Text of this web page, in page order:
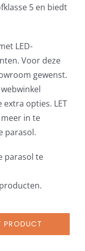
5 en biedt
LED-
Voor deze
gewenst.
opties. LET
in te
parasol.
parasol te
PRODUCT